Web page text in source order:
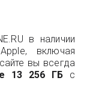
в наличии
включая
вы всегда
13 256 ГБ с